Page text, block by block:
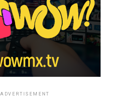
ADVERTISEMENT